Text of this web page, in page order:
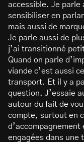
accessible. Je parle
sensibiliser en
mais aussi de
Je parle aussi de
j’ai transitionné
Quand on parle
viande c’est aussi
transport. Et il y a
question. J’essaie
autour du fait de
compte, surtout en
engagées dans une